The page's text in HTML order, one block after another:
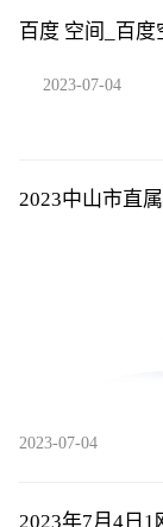
百度 空间_百度
2023-07-04
2023中山市直
2023-07-04
2023年7月4日1